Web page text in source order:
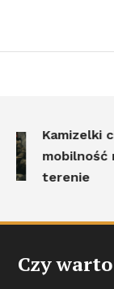
Kamizelki
mobilność
terenie
Czy